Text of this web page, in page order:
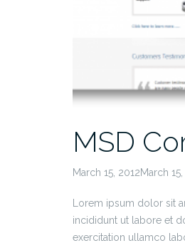
MSD
March 15, 2012March
Lorem ipsum dolor sit
incididunt ut labore et
exercitation ullamco